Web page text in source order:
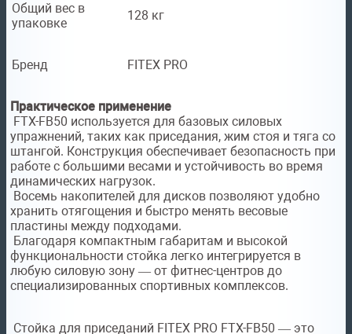
Общий вес в
упаковке
128 кг
Бренд FITEX PRO
Практическое применение
FTX-FB50 используется для базовых силовых
упражнений, таких как приседания, жим стоя и тяга со
штангой. Конструкция обеспечивает безопасность при
работе с большими весами и устойчивость во время
динамических нагрузок.
Восемь накопителей для дисков позволяют удобно
хранить отягощения и быстро менять весовые
пластины между подходами.
Благодаря компактным габаритам и высокой
функциональности стойка легко интегрируется в
любую силовую зону — от фитнес-центров до
специализированных спортивных комплексов.
Стойка для приседаний FITEX PRO FTX-FB50 — это